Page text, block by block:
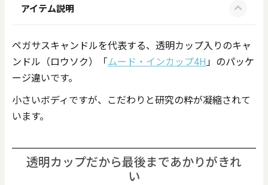
アイテム説明
ペガサスキャンドルを代表する、透明カップ入りのキャ
ンドル（ロウソク）「ムード・インカップ4H」のパッケ
ージ違いです。
小さいボディですが、こだわりと研究の粋が凝縮されて
います。
透明カップだから最後まであかりがきれ
い